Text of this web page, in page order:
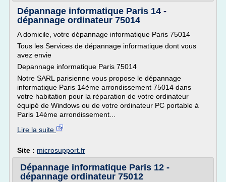
Dépannage informatique Paris 14 -
dépannage ordinateur 75014
A domicile, votre dépannage informatique Paris 75014
Tous les Services de dépannage informatique dont vous
avez envie
Depannage informatique Paris 75014
Notre SARL parisienne vous propose le dépannage
informatique Paris 14ème arrondissement 75014 dans
votre habitation pour la réparation de votre ordinateur
équipé de Windows ou de votre ordinateur PC portable à
Paris 14ème arrondissement...
Lire la suite
Site : microsupport.fr
Dépannage informatique Paris 12 -
dépannage ordinateur 75012